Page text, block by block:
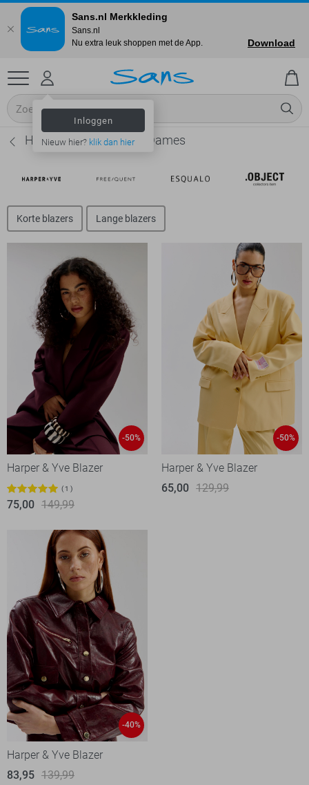
Inloggen
Nieuw hier? klik dan hier
Harper & Yve Blazers - Dames
Korte blazers Lange blazers
-50%
Harper & Yve Blazer
1
75,00 149,99
-50%
Harper & Yve Blazer
65,00 129,99
-40%
Harper & Yve Blazer
83,95 139,99
Sans.nl Merkkleding
Sans.nl
Nu extra leuk shoppen met de App.
Download